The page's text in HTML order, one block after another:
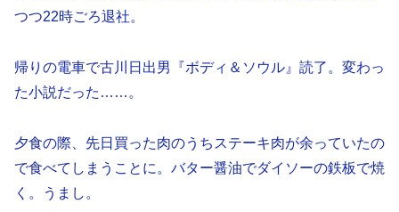
つつ22時ごろ退社。
帰りの電車で古川日出男『ボディ＆ソウル』読了。変わっ
た小説だった……。
夕食の際、先日買った肉のうちステーキ肉が余っていたの
で食べてしまうことに。バター醤油でダイソーの鉄板で焼
く。うまし。